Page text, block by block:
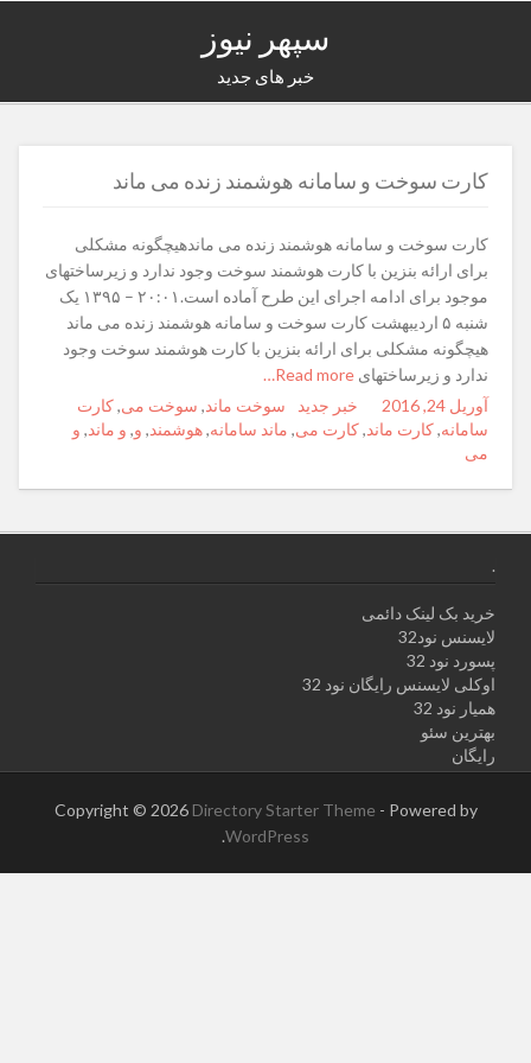
سپهر نیوز
خبر های جدید
کارت سوخت و سامانه هوشمند زنده می ماند
کارت سوخت و سامانه هوشمند زنده می ماندهیچگونه مشکلی
برای ارائه بنزین با کارت هوشمند سوخت وجود ندارد و زیرساختهای
موجود برای ادامه اجرای این طرح آماده است.۲۰:۰۱ – ۱۳۹۵ یک
شنبه ۵ اردیبهشت کارت سوخت و سامانه هوشمند زنده می ماند
هیچگونه مشکلی برای ارائه بنزین با کارت هوشمند سوخت وجود
ندارد و زیرساختهای
Posted
on
آوریل 24, 2016 Author
Categories
خبر جدید Tags
سوخت ماند, سوخت می,کارت
سامانه,کارت ماند,کارت می, ماند سامانه,هوشمند, و, و ماند, و
می
.
خرید بک لینک دائمی
لایسنس نود32
پسورد نود 32
اوکلی لایسنس رایگان نود 32
همیار نود 32
بهترین سئو
رایگان
Copyright © 2026 Directory Starter Theme - Powered by
WordPress
.